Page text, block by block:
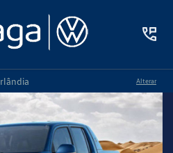
Alterar